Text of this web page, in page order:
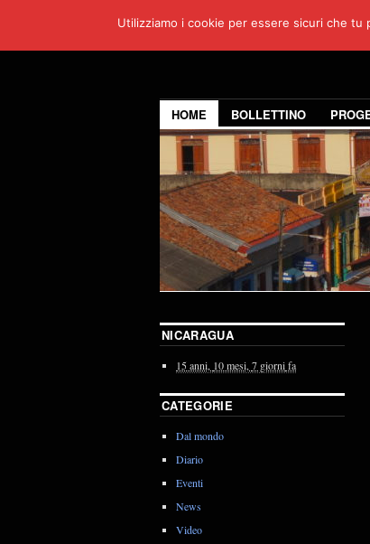
HOME BOLLETTINO
NICARAGUA
15 anni, 10 mesi,7 giornifa
CATEGORIE
Dal mondo
Diario
Eventi
News
Video
Utilizziamo i cookie per essere sicuri che